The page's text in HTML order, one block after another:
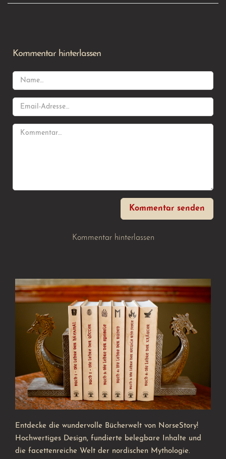
Kommentar hinterlassen
Kommentar senden
Kommentar hinterlassen
Entdecke die wundervolle Bücherwelt von NorseStory!
Hochwertiges Design, fundierte belegbare Inhalte und
die facettenreiche Welt der nordischen Mythologie.